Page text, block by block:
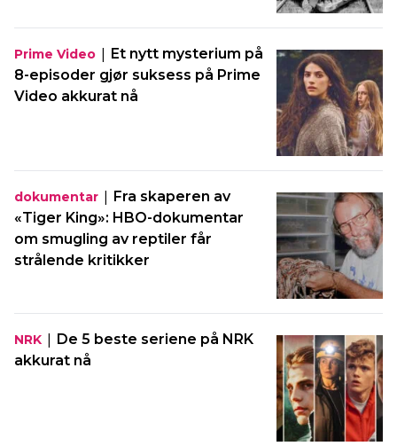
Prime Video | Et nytt mysterium på
8-episoder gjør suksess på Prime
Video akkurat nå
dokumentar | Fra skaperen av
«Tiger King»: HBO-dokumentar
om smugling av reptiler får
strålende kritikker
NRK | De 5 beste seriene på NRK
akkurat nå